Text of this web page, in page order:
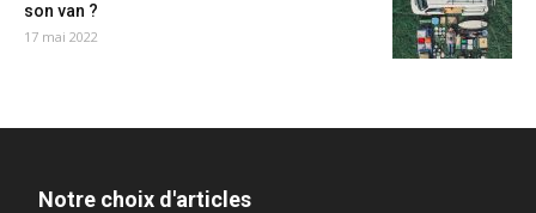
son van ?
17 mai 2022
Notre choix d'articles